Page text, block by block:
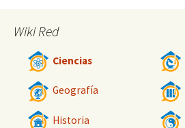
Wiki Red
Ciencias
Geografía
Historia